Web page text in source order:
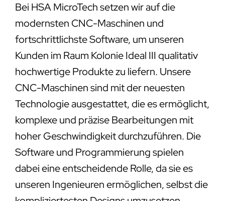
Bei HSA MicroTech setzen wir auf die
modernsten CNC-Maschinen und
fortschrittlichste Software, um unseren
Kunden im Raum Kolonie Ideal III qualitativ
hochwertige Produkte zu liefern. Unsere
CNC-Maschinen sind mit der neuesten
Technologie ausgestattet, die es ermöglicht,
komplexe und präzise Bearbeitungen mit
hoher Geschwindigkeit durchzuführen. Die
Software und Programmierung spielen
dabei eine entscheidende Rolle, da sie es
unseren Ingenieuren ermöglichen, selbst die